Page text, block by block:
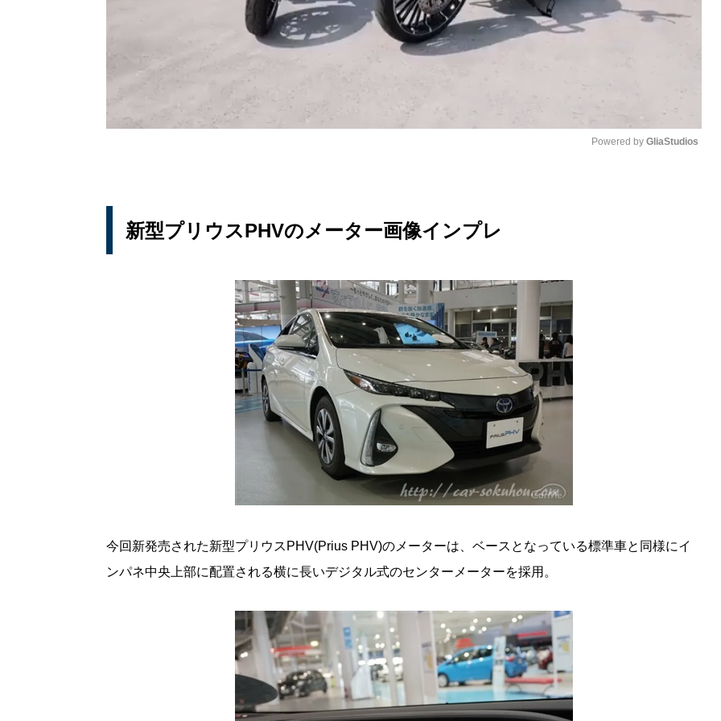
Powered by GliaStudios
新型プリウスPHVのメーター画像インプレ
今回新発売された新型プリウスPHV(Prius PHV)のメーターは、ベースとなっている標準車と同様にイ
ンパネ中央上部に配置される横に長いデジタル式のセンターメーターを採用。